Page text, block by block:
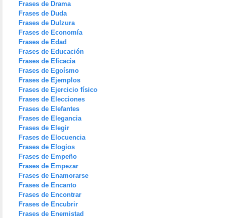
Frases de Drama
Frases de Duda
Frases de Dulzura
Frases de Economía
Frases de Edad
Frases de Educación
Frases de Eficacia
Frases de Egoísmo
Frases de Ejemplos
Frases de Ejercicio físico
Frases de Elecciones
Frases de Elefantes
Frases de Elegancia
Frases de Elegir
Frases de Elocuencia
Frases de Elogios
Frases de Empeño
Frases de Empezar
Frases de Enamorarse
Frases de Encanto
Frases de Encontrar
Frases de Encubrir
Frases de Enemistad